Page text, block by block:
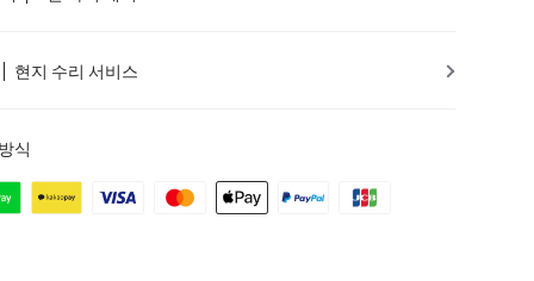
현지 수리 서비스
식